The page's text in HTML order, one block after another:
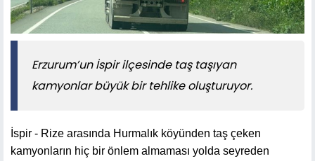
Erzurum’un İspir ilçesinde taş taşıyan
kamyonlar büyük bir tehlike oluşturuyor.
İspir - Rize arasında Hurmalık köyünden taş çeken
kamyonların hiç bir önlem almaması yolda seyreden